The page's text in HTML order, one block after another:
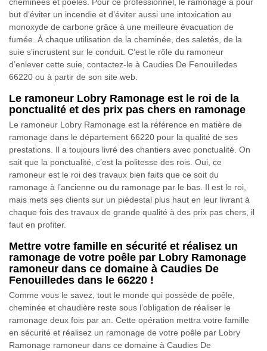
cheminées et poêles. Pour ce professionnel, le ramonage a pour
but d’éviter un incendie et d’éviter aussi une intoxication au
monoxyde de carbone grâce à une meilleure évacuation de
fumée. À chaque utilisation de la cheminée, des saletés, de la
suie s’incrustent sur le conduit. C’est le rôle du ramoneur
d’enlever cette suie, contactez-le à Caudies De Fenouilledes
66220 ou à partir de son site web.
Le ramoneur Lobry Ramonage est le roi de la
ponctualité et des prix pas chers en ramonage
Le ramoneur Lobry Ramonage est la référence en matière de
ramonage dans le département 66220 pour la qualité de ses
prestations. Il a toujours livré des chantiers avec ponctualité. On
sait que la ponctualité, c’est la politesse des rois. Oui, ce
ramoneur est le roi des travaux bien faits que ce soit du
ramonage à l’ancienne ou du ramonage par le bas. Il est le roi,
mais mets ses clients sur un piédestal plus haut en leur livrant à
chaque fois des travaux de grande qualité à des prix pas chers, il
faut en profiter.
Mettre votre famille en sécurité et réalisez un
ramonage de votre poêle par Lobry Ramonage
ramoneur dans ce domaine à Caudies De
Fenouilledes dans le 66220 !
Comme vous le savez, tout le monde qui possède de poêle,
cheminée et chaudière reste sous l’obligation de réaliser le
ramonage deux fois par an. Cette opération mettra votre famille
en sécurité et réalisez un ramonage de votre poêle par Lobry
Ramonage ramoneur dans ce domaine à Caudies De